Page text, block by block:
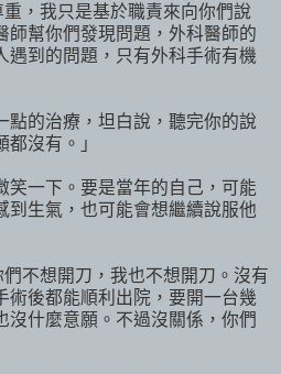
，我只是基於職責來向你們說
師幫你們發現問題，外科醫師的
遇到的問題，只有外科手術有機
點的治療，坦白說，聽完你的說
沒有。」
笑一下。要是當年的自己，可能
到生氣，也可能會想繼續說服他
不想開刀，我也不想開刀。沒有
術後都能順利出院，要開一台幾
沒什麼意願。不過沒關係，你們